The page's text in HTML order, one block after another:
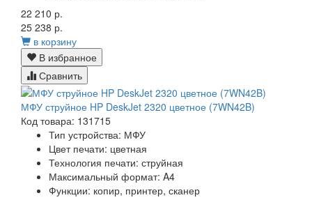
22 210 р.
25 238 р.
в корзину
В избранное
Сравнить
МФУ струйное HP DeskJet 2320 цветное (7WN42B)
Код товара: 131715
Тип устройства: МФУ
Цвет печати: цветная
Технология печати: струйная
Максимальный формат: A4
Функции: копир, принтер, сканер